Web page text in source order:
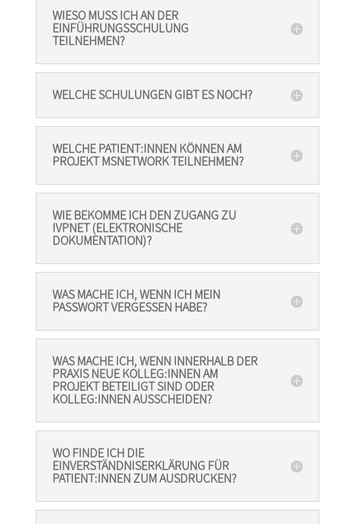
WIESO MUSS ICH AN DER
EINFÜHRUNGSSCHULUNG
TEILNEHMEN?
WELCHE SCHULUNGEN GIBT ES NOCH?
WELCHE PATIENT:INNEN KÖNNEN AM
PROJEKT MSNETWORK TEILNEHMEN?
WIE BEKOMME ICH DEN ZUGANG ZU
IVPNET (ELEKTRONISCHE
DOKUMENTATION)?
WAS MACHE ICH, WENN ICH MEIN
PASSWORT VERGESSEN HABE?
WAS MACHE ICH, WENN INNERHALB DER
PRAXIS NEUE KOLLEG:INNEN AM
PROJEKT BETEILIGT SIND ODER
KOLLEG:INNEN AUSSCHEIDEN?
WO FINDE ICH DIE
EINVERSTÄNDNISERKLÄRUNG FÜR
PATIENT:INNEN ZUM AUSDRUCKEN?